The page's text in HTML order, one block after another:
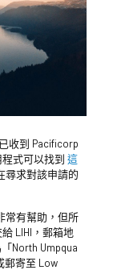
收到 Pacificorp
式可以找到 這
尋求對該申請的
常有幫助，但所
LIHI，郵箱地
North Umpqua
郵寄至 Low